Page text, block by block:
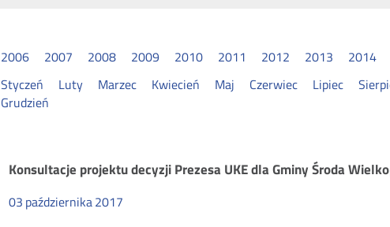
2006 2007 2008 2009 2010 2011 2012 2013 2014
Styczeń
Luty Marzec Kwiecień Maj Czerwiec Lipiec
Grudzień
Komunikaty
Konsultacje projektu decyzji Prezesa UKE dla Gminy Środa
03 października2017